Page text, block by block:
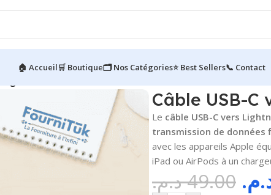
🏠 Accueil🛒 Boutique🗂️ Nos Catégories⭐ Best Sellers📞 Contact
Câble USB-C
Le câble USB-C vers
transmission de données
avec les appareils Apple
iPad ou AirPods à un
49.00د.م.